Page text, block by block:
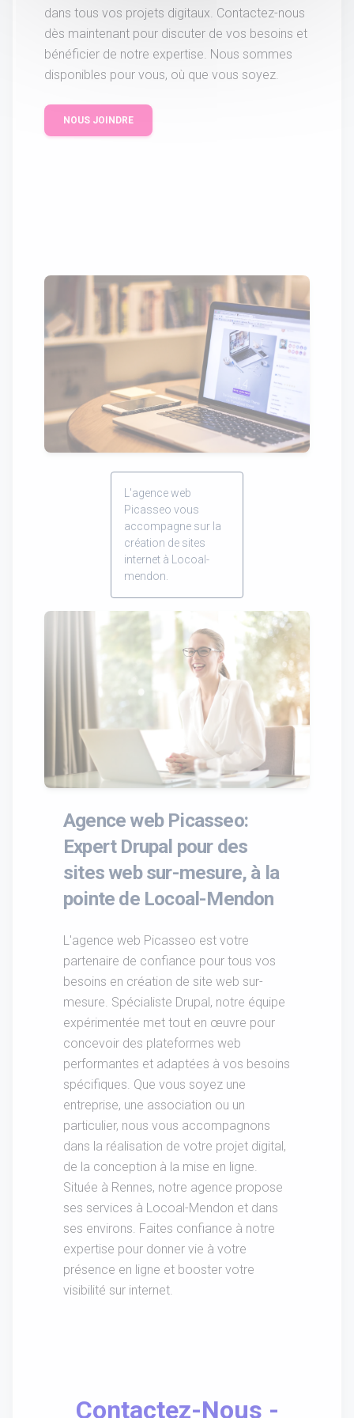
dans tous vos projets digitaux. Contactez-nous
dès maintenant pour discuter de vos besoins et
bénéficier de notre expertise. Nous sommes
disponibles pour vous, où que vous soyez.
NOUS JOINDRE
L'agence web
Picasseo vous
accompagne sur la
création de sites
internet à Locoal-
mendon.
Agence web Picasseo:
Expert Drupal pour des
sites web sur-mesure, à la
pointe de Locoal-Mendon
L'agence web Picasseo est votre
partenaire de confiance pour tous vos
besoins en création de site web sur-
mesure. Spécialiste Drupal, notre équipe
expérimentée met tout en œuvre pour
concevoir des plateformes web
performantes et adaptées à vos besoins
spécifiques. Que vous soyez une
entreprise, une association ou un
particulier, nous vous accompagnons
dans la réalisation de votre projet digital,
de la conception à la mise en ligne.
Située à Rennes, notre agence propose
ses services à Locoal-Mendon et dans
ses environs. Faites confiance à notre
expertise pour donner vie à votre
présence en ligne et booster votre
visibilité sur internet.
Contactez-Nous -